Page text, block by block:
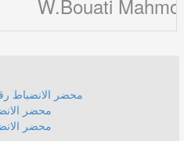
W.Bouati
محضر الانضباط رقم 25 - صنف
محضر
محضر الانضباط